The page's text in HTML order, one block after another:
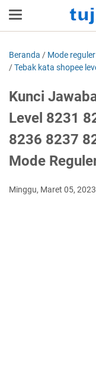
Beranda / Mode reguler
/Tebak kata shopee
Kunci
Level 8231
8236 8237
Mode
Minggu, Maret 05, 2023